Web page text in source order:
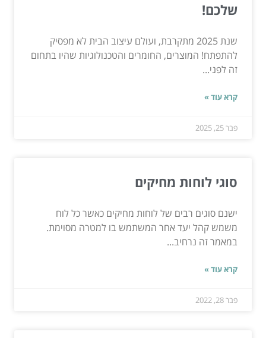
שלכם!
שנת 2025 מתקרבת, ועולם עיצוב הבית לא מפסיק
להתפתח! המוצרים, החומרים והטכנולוגיות שהיו בתחום
זה לפני...
קרא עוד »
פבר 25, 2025
סוגי לוחות מחיקים
ישנם סוגים רבים של לוחות מחיקים כאשר כל לוח
משמש קהל יעד אחר המשתמש בו למטרה מסוימת.
במאמר זה נרחיב...
קרא עוד »
פבר 28, 2022